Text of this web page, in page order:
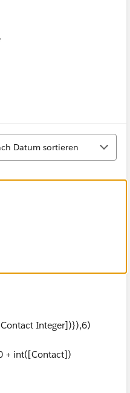
Datum sortieren
Integer])}),6)
+ int([Contact])